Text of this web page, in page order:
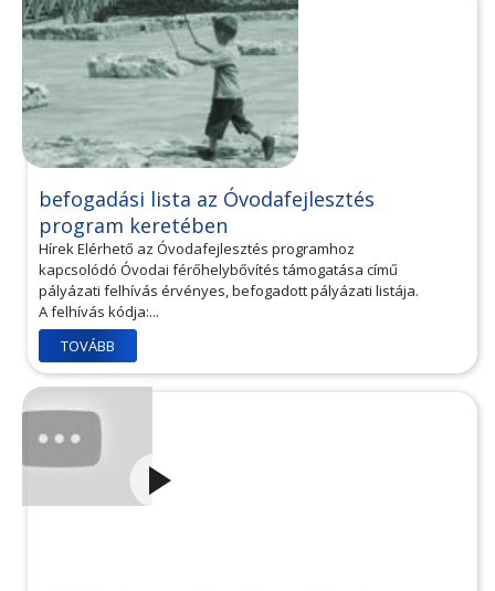
befogadási lista az Óvodafejlesztés
program keretében
Hírek Elérhető az Óvodafejlesztés programhoz
kapcsolódó Óvodai férőhelybővítés támogatása című
pályázati felhívás érvényes, befogadott pályázati listája.
A felhívás kódja:...
TOVÁBB